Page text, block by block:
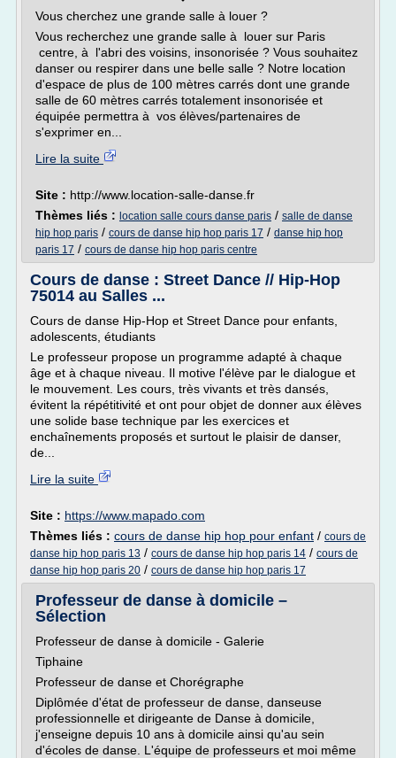
Vous cherchez une grande salle à louer ?
Vous recherchez une grande salle à louer sur Paris
centre, à l'abri des voisins, insonorisée ? Vous souhaitez
danser ou respirer dans une belle salle ? Notre location
d'espace de plus de 100 mètres carrés dont une grande
salle de 60 mètres carrés totalement insonorisée et
équipée permettra à vos élèves/partenaires de
s'exprimer en...
Lire la suite
Site : http://www.location-salle-danse.fr
Thèmes liés : location salle cours danse paris / salle de danse
hip hop paris / cours de danse hip hop paris 17 / danse hip hop
paris 17 / cours de danse hip hop paris centre
Cours de danse : Street Dance // Hip-Hop
75014 au Salles ...
Cours de danse Hip-Hop et Street Dance pour enfants,
adolescents, étudiants
Le professeur propose un programme adapté à chaque
âge et à chaque niveau. Il motive l'élève par le dialogue et
le mouvement. Les cours, très vivants et très dansés,
évitent la répétitivité et ont pour objet de donner aux élèves
une solide base technique par les exercices et
enchaînements proposés et surtout le plaisir de danser,
de...
Lire la suite
Site : https://www.mapado.com
Thèmes liés : cours de danse hip hop pour enfant / cours de
danse hip hop paris 13 / cours de danse hip hop paris 14 / cours de
danse hip hop paris 20 / cours de danse hip hop paris 17
Professeur de danse à domicile –
Sélection
Professeur de danse à domicile - Galerie
Tiphaine
Professeur de danse et Chorégraphe
Diplômée d'état de professeur de danse, danseuse
professionnelle et dirigeante de Danse à domicile,
j'enseigne depuis 10 ans à domicile ainsi qu'au sein
d'écoles de danse. L'équipe de professeurs et moi même